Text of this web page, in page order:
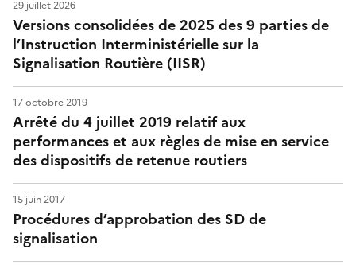
u
t
e
s
&
d
e
s
Versions consolidées de 2025 des 9 parties de
l’Instruction Interministérielle sur la
Signalisation Routière (IISR)
29 juillet 2026
Arrêté du 4 juillet 2019 relatif aux
performances et aux règles de mise en service
des dispositifs de retenue routiers
17 octobre 2019
Procédures d’approbation des SD de
signalisation
15 juin 2017